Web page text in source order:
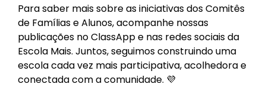
Para saber mais sobre as iniciativas dos Comitês
de Famílias e Alunos, acompanhe nossas
publicações no ClassApp e nas redes sociais da
Escola Mais. Juntos, seguimos construindo uma
escola cada vez mais participativa, acolhedora e
conectada com a comunidade. 💜